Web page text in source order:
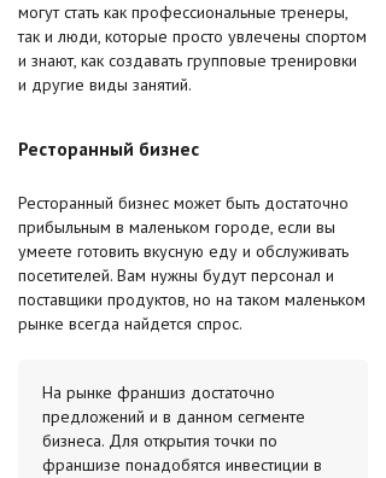
могут стать как профессиональные тренеры,
так и люди, которые просто увлечены спортом
и знают, как создавать групповые тренировки
и другие виды занятий.
Ресторанный бизнес
Ресторанный бизнес может быть достаточно
прибыльным в маленьком городе, если вы
умеете готовить вкусную еду и обслуживать
посетителей. Вам нужны будут персонал и
поставщики продуктов, но на таком маленьком
рынке всегда найдется спрос.
На рынке франшиз достаточно
предложений и в данном сегменте
бизнеса. Для открытия точки по
франшизе понадобятся инвестиции в